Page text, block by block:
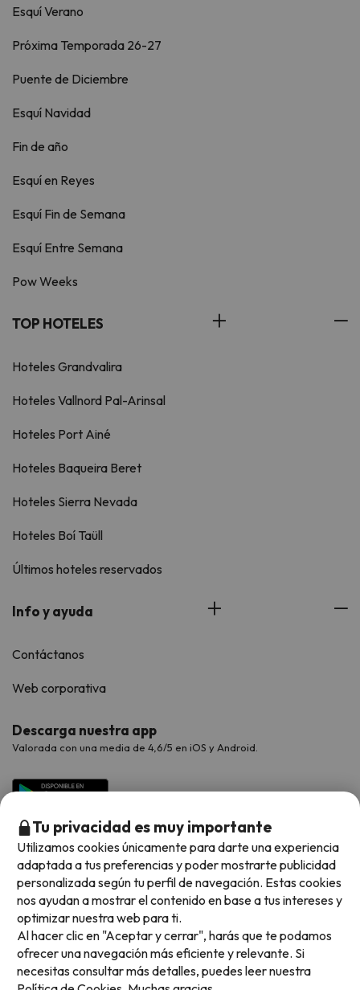
Esquí Verano
Próxima Temporada 26-27
Puente de Diciembre
Esquí Navidad
Fin de año
Esquí en Reyes
Esquí Fin de Semana
Esquí Entre Semana
Pow Weeks
TOP HOTELES
Hoteles Grandvalira
Hoteles Vallnord Pal-Arinsal
Hoteles Port Ainé
Hoteles Baqueira Beret
Hoteles Sierra Nevada
Hoteles Boí Taüll
Últimos hoteles reservados
Info y ayuda
Contáctanos
Web corporativa
Descarga nuestra app
Valorada con una media de 4,6/5 en iOS y Android.
Métodos de pago disponibles
Tu privacidad es muy importante
Utilizamos cookies únicamente para darte una experiencia
adaptada a tus preferencias y poder mostrarte publicidad
personalizada según tu perfil de navegación. Estas cookies
nos ayudan a mostrar el contenido en base a tus intereses y
optimizar nuestra web para ti.
Al hacer clic en "Aceptar y cerrar", harás que te podamos
ofrecer una navegación más eficiente y relevante. Si
necesitas consultar más detalles, puedes leer nuestra